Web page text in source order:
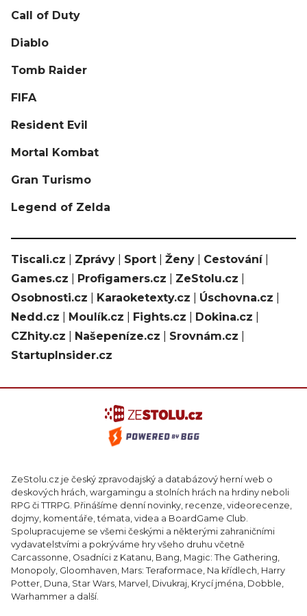
Call of Duty
Diablo
Tomb Raider
FIFA
Resident Evil
Mortal Kombat
Gran Turismo
Legend of Zelda
Tiscali.cz Zprávy Sport Ženy Cestování|
Games.cz
Profigamers.cz ZeStolu.cz
Osobnosti.cz
Karaoketexty.cz Úschovna.cz
Nedd.cz
Moulík.cz Fights.cz Dokina.cz
CZhity.cz
Našepeníze.cz Srovnám.cz
StartupInsider.cz
ZeStolu.cz je český zpravodajský a databázový herní web o
deskových hrách, wargamingu a stolních hrách na hrdiny neboli
RPG či TTRPG. Přinášíme denní novinky, recenze, videorecenze,
dojmy, komentáře, témata, videa a BoardGame Club.
Spolupracujeme se všemi českými a některými zahraničními
vydavatelstvími a pokrýváme hry všeho druhu včetně
Carcassonne, Osadníci z Katanu, Bang, Magic: The Gathering,
Monopoly, Gloomhaven, Mars: Teraformace, Na křídlech, Harry
Potter, Duna, Star Wars, Marvel, Divukraj, Krycí jména, Dobble,
Warhammer a další.